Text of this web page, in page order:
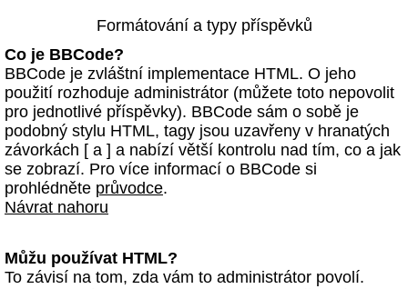
Formátování a typy příspěvků
Co je BBCode?
BBCode je zvláštní implementace HTML. O jeho
použití rozhoduje administrátor (můžete toto nepovolit
pro jednotlivé příspěvky). BBCode sám o sobě je
podobný stylu HTML, tagy jsou uzavřeny v hranatých
závorkách [ a ] a nabízí větší kontrolu nad tím, co a jak
se zobrazí. Pro více informací o BBCode si
prohlédněte průvodce.
Návrat nahoru
Můžu používat HTML?
To závisí na tom, zda vám to administrátor povolí.